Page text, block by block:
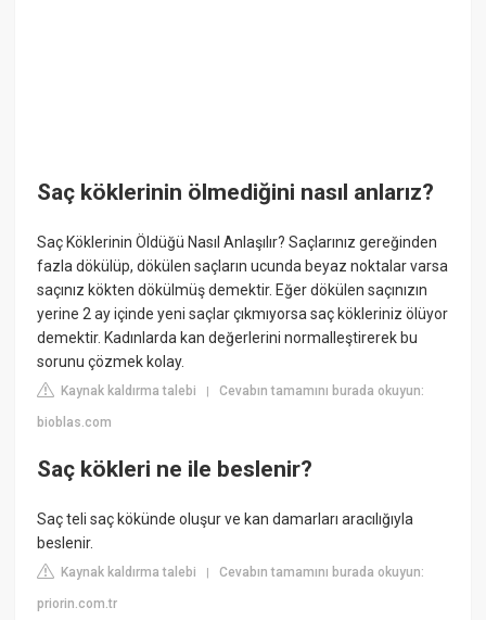
Saç köklerinin ölmediğini nasıl anlarız?
Saç Köklerinin Öldüğü Nasıl Anlaşılır? Saçlarınız gereğinden
fazla dökülüp, dökülen saçların ucunda beyaz noktalar varsa
saçınız kökten dökülmüş demektir. Eğer dökülen saçınızın
yerine 2 ay içinde yeni saçlar çıkmıyorsa saç kökleriniz ölüyor
demektir. Kadınlarda kan değerlerini normalleştirerek bu
sorunu çözmek kolay.
Kaynak kaldırma talebi |Cevabın tamamını burada okuyun:
bioblas.com
Saç kökleri ne ile beslenir?
Saç teli saç kökünde oluşur ve kan damarları aracılığıyla
beslenir.
Kaynak kaldırma talebi |Cevabın tamamını burada okuyun:
priorin.com.tr